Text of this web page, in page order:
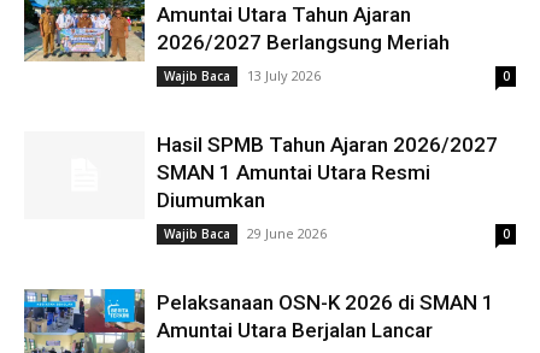
Amuntai Utara Tahun Ajaran
2026/2027 Berlangsung Meriah
Wajib Baca 13 July 2026 0
Hasil SPMB Tahun Ajaran 2026/2027
SMAN 1 Amuntai Utara Resmi
Diumumkan
Wajib Baca 29 June 2026 0
Pelaksanaan OSN-K 2026 di SMAN 1
Amuntai Utara Berjalan Lancar